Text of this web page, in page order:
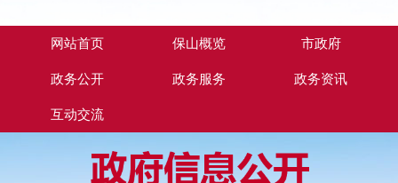
网站首页 保山概览 市政府
政务公开 政务服务 政务资讯
互动交流